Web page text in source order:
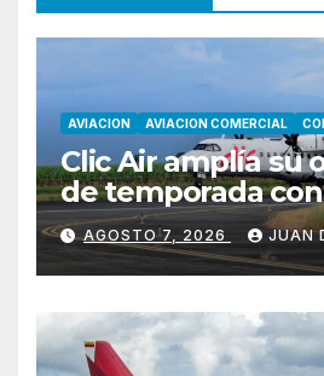
AVIACION AVIACION COMERCIAL
Clic Air amplía su
de temporada
rutas hacia
AGOSTO 7, 2026 JUAN